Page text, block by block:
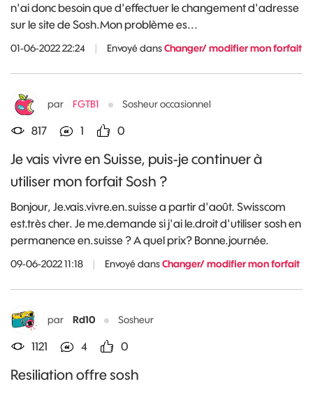
n'ai donc besoin que d'effectuer le changement d'adresse
sur le site de Sosh.Mon problème es...
01-06-2022 22:24 | Envoyé dansChanger/ modifier mon forfait
Je vais vivre en Suisse, puis-je continuer à
utiliser mon forfait Sosh ?
Bonjour, Je.vais.vivre.en.suisse a partir d'août. Swisscom
est.très cher. Je me.demande si j'ai le.droit d'utiliser sosh en
permanence en.suisse ? A quel prix? Bonne.journée.
09-06-2022 11:18 | Envoyé dansChanger/ modifier mon forfait
par FGTB1 Sosheur occasionnel
817 1 0
Resiliation offre sosh
par Rd10 Sosheur
1121 4 0